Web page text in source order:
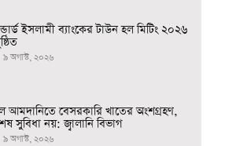
ইসলামী ব্যাংকের টাউন হল মিটিং ২০২৬
৯ অগাস্ট, ২০২৬
আমদানিতে বেসরকারি খাতের অংশগ্রহণ,
সুবিধা নয়: জ্বালানি বিভাগ
৯ অগাস্ট, ২০২৬